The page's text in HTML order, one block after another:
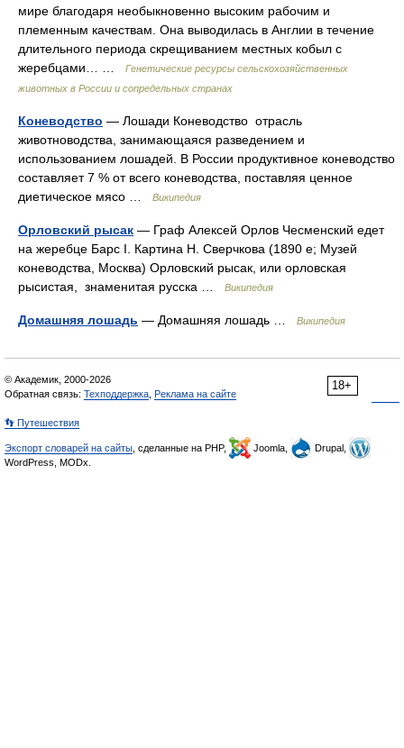
мире благодаря необыкновенно высоким рабочим и
племенным качествам. Она выводилась в Англии в течение
длительного периода скрещиванием местных кобыл с
жеребцами… …
Генетические ресурсы сельскохозяйственных
животных в России и сопредельных странах
Коневодство — Лошади Коневодство отрасль
животноводства, занимающаяся разведением и
использованием лошадей. В России продуктивное коневодство
составляет 7 % от всего коневодства, поставляя ценное
диетическое мясо …
Википедия
Орловский рысак — Граф Алексей Орлов Чесменский едет
на жеребце Барс I. Картина Н. Сверчкова (1890 е; Музей
коневодства, Москва) Орловский рысак, или орловская
рысистая, знаменитая русска …
Википедия
Домашняя лошадь — Домашняя лошадь … Википедия
18+
© Академик, 2000-2026
Обратная связь: Техподдержка Реклама на сайте
👣 Путешествия
Экспорт словарей на сайты , сделанные на PHP, Joomla,
Drupal,
WordPress, MODx.